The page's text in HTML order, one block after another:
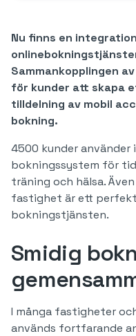
Nu finns en
Sammankopplingen
för kunder att skapa
tilldelning av mobil
bokning.
4500 kunder använder
bokningssystem för
träning och hälsa.
fastighet är ett
bokningstjänsten.
Smidig
I många fastigheter
används fortfarande